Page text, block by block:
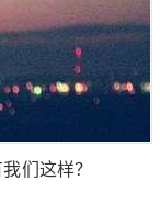
们这样？